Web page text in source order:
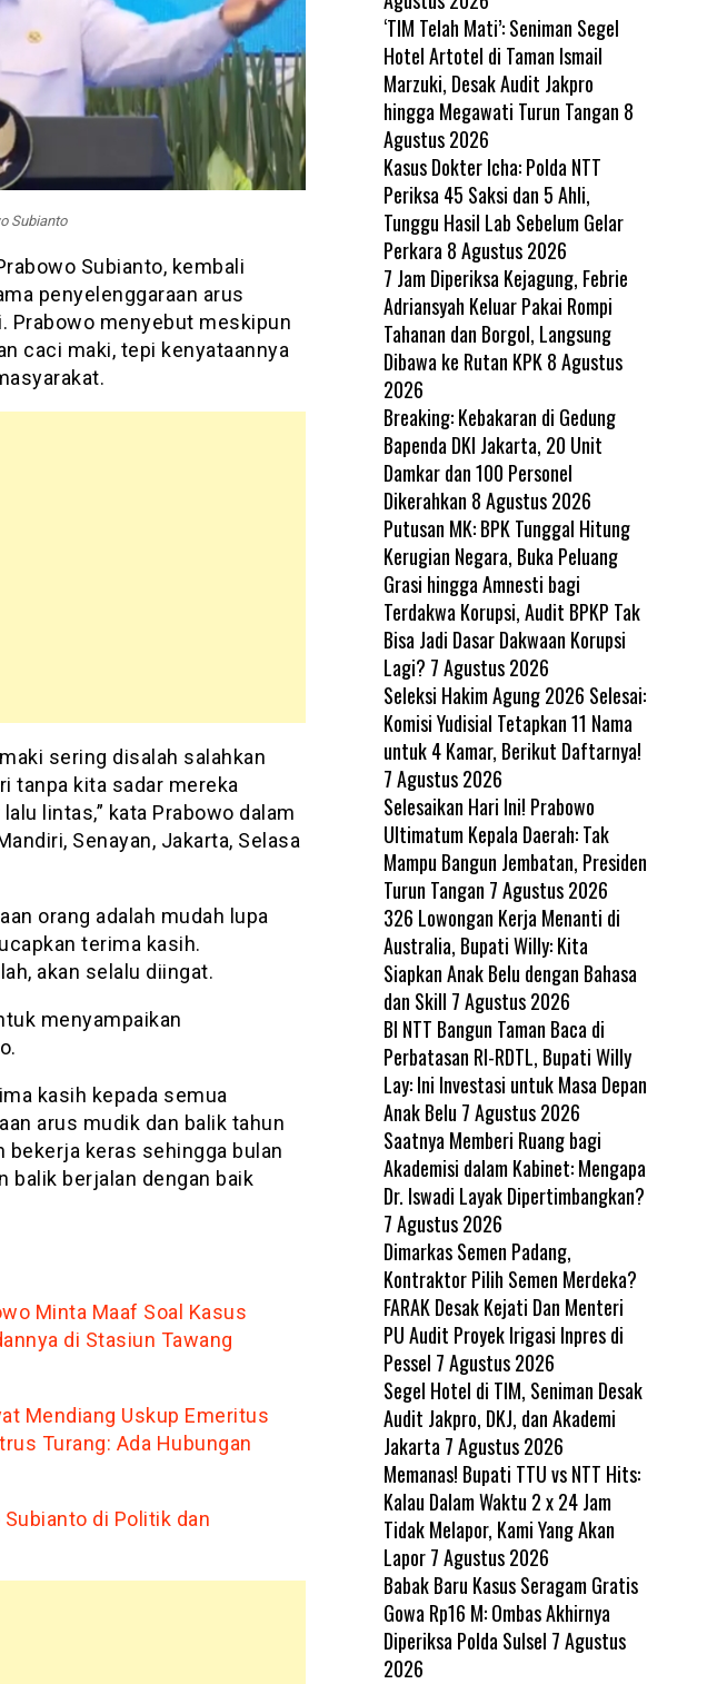
Subianto
Subianto, kembali
penyelenggaraan arus
Prabowo menyebut meskipun
caci maki, tepi kenyataannya
sering disalah salahkan
tanpa kita sadar mereka
lintas,” kata Prabowo dalam
Senayan, Jakarta, Selasa
orang adalah mudah lupa
terima kasih.
akan selalu diingat.
menyampaikan
kasih kepada semua
arus mudik dan balik tahun
bekerja keras sehingga bulan
balik berjalan dengan baik
Minta Maaf Soal Kasus
di Stasiun Tawang
Mendiang Uskup Emeritus
Turang: Ada Hubungan
di Politik dan
‘TIM Telah Mati’: Seniman Segel
Hotel Artotel di Taman Ismail
Marzuki, Desak Audit Jakpro
hingga Megawati Turun Tangan 8
Agustus 2026
Kasus Dokter Icha: Polda NTT
Periksa 45 Saksi dan 5 Ahli,
Tunggu Hasil Lab Sebelum Gelar
Perkara 8 Agustus 2026
7 Jam Diperiksa Kejagung, Febrie
Adriansyah Keluar Pakai Rompi
Tahanan dan Borgol, Langsung
Dibawa ke Rutan KPK 8 Agustus
2026
Breaking: Kebakaran di Gedung
Bapenda DKI Jakarta, 20 Unit
Damkar dan 100 Personel
Dikerahkan 8 Agustus 2026
Putusan MK: BPK Tunggal Hitung
Kerugian Negara, Buka Peluang
Grasi hingga Amnesti bagi
Terdakwa Korupsi, Audit BPKP Tak
Bisa Jadi Dasar Dakwaan Korupsi
Lagi? 7 Agustus 2026
Seleksi Hakim Agung 2026 Selesai:
Komisi Yudisial Tetapkan 11 Nama
untuk 4 Kamar, Berikut Daftarnya!
7 Agustus 2026
Selesaikan Hari Ini! Prabowo
Ultimatum Kepala Daerah: Tak
Mampu Bangun Jembatan, Presiden
Turun Tangan 7 Agustus 2026
326 Lowongan Kerja Menanti di
Australia, Bupati Willy: Kita
Siapkan Anak Belu dengan Bahasa
dan Skill 7 Agustus 2026
BI NTT Bangun Taman Baca di
Perbatasan RI-RDTL, Bupati Willy
Lay: Ini Investasi untuk Masa Depan
Anak Belu 7 Agustus 2026
Saatnya Memberi Ruang bagi
Akademisi dalam Kabinet: Mengapa
Dr. Iswadi Layak Dipertimbangkan?
7 Agustus 2026
Dimarkas Semen Padang,
Kontraktor Pilih Semen Merdeka?
FARAK Desak Kejati Dan Menteri
PU Audit Proyek Irigasi Inpres di
Pessel 7 Agustus 2026
Segel Hotel di TIM, Seniman Desak
Audit Jakpro, DKJ, dan Akademi
Jakarta 7 Agustus 2026
Memanas! Bupati TTU vs NTT Hits:
Kalau Dalam Waktu 2 x 24 Jam
Tidak Melapor, Kami Yang Akan
Lapor 7 Agustus 2026
Babak Baru Kasus Seragam Gratis
Gowa Rp16 M: Ombas Akhirnya
Diperiksa Polda Sulsel 7 Agustus
2026